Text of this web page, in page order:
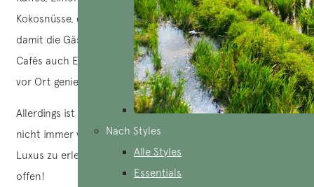
Nach Styles
Alle Styles
Essentials
Kokosnüsse, die oft vor dem Haus ausgestellt werden,
damit die Gäste sie sehen können. Manchmal bieten diese
Cafés auch Essen an, wenn Sie hungrig sind, können Sie es
vor Ort genießen.
Allerdings ist die Hygiene in einigen Hängemattencafés
nicht immer vorbildlich, aber es geht hier nicht darum,
Luxus zu erleben: Diese Orte sind erschwinglich und für alle
offen!